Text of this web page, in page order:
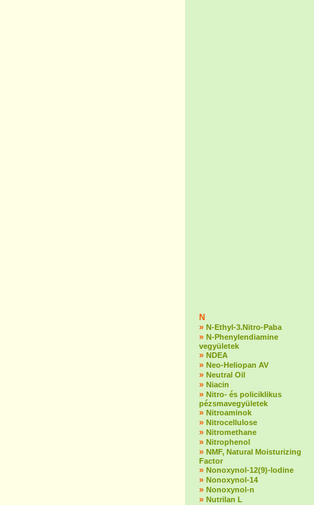
N
» N-Ethyl-3.Nitro-Paba
» N-Phenylendiamine
vegyületek
» NDEA
» Neo-Heliopan AV
» Neutral Oil
» Niacin
» Nitro- és policiklikus
pézsmavegyületek
» Nitroaminok
» Nitrocellulose
» Nitromethane
» Nitrophenol
» NMF, Natural Moisturizing
Factor
» Nonoxynol-12(9)-lodine
» Nonoxynol-14
» Nonoxynol-n
» Nutrilan L